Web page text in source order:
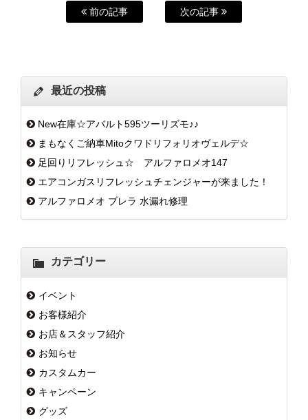
前の記事 次の記事
最近の投稿
New在庫☆アバルト595ツーリズモ♪♪
まもなくご納車Mitoクワドリフォリオヴェルデ☆
足回りリフレッシュ☆ アルファロメオ147
エアコンガスリフレッシュチェンジャーが来ました！
アルファロメオ ブレラ 水漏れ修理
カテゴリー
イベント
お客様紹介
お店＆スタッフ紹介
お知らせ
カスタムカー
キャンペーン
グッズ